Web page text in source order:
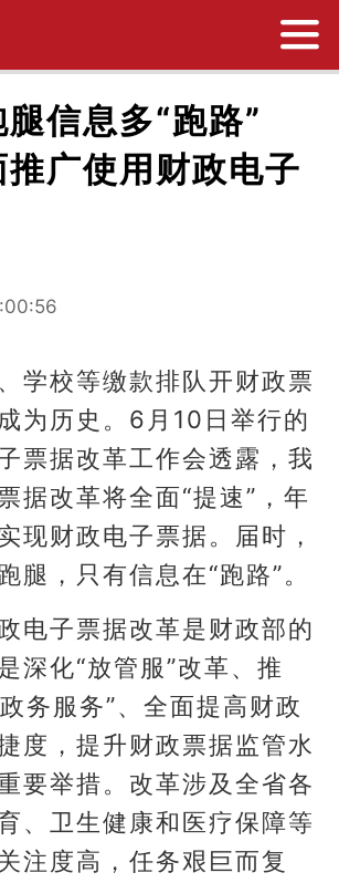
腿信息多“跑路”
广使用财政电子
校等缴款排队开财政票
为历史。6月10日举行的
票据改革工作会透露，我
据改革将全面“提速”，年
现财政电子票据。届时，
腿，只有信息在“跑路”。
子票据改革是财政部的
深化“放管服”改革、推
务服务”、全面提高财政
度，提升财政票据监管水
要举措。改革涉及全省各
、卫生健康和医疗保障等
注度高，任务艰巨而复